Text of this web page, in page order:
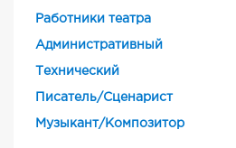
Работники театра
Административный
Технический
Писатель/Сценарист
Музыкант/Композитор